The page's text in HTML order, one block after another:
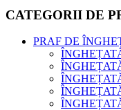
CATEGORII DE
PRAF DE